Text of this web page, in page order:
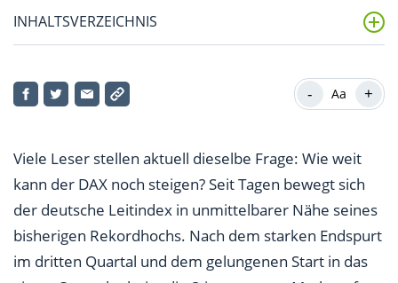
INHALTSVERZEICHNIS
Zalando im Fokus – die Aktie des Tages
Fazit: Vorsicht vor der nächsten Welle
- Aa +
Viele Leser stellen aktuell dieselbe Frage: Wie weit
kann der DAX noch steigen? Seit Tagen bewegt sich
der deutsche Leitindex in unmittelbarer Nähe seines
bisherigen Rekordhochs. Nach dem starken Endspurt
im dritten Quartal und dem gelungenen Start in das